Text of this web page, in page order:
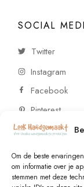
Om de beste
om informatie over je
stemmen met deze
SOCIAL
Twitter
Instagram
Facebook
Pinterest
CONTACT
Vragen of